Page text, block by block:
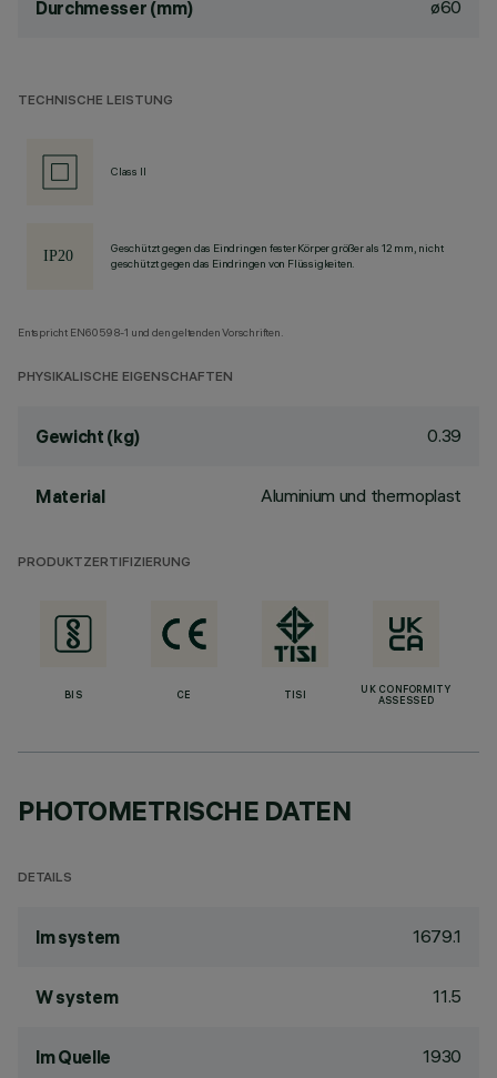
Durchmesser (mm) ø60
TECHNISCHE LEISTUNG
Class II
Geschützt gegen das Eindringen fester Körper größer als 12 mm, nicht
geschützt gegen das Eindringen von Flüssigkeiten.
Entspricht EN60598-1 und den geltenden Vorschriften.
PHYSIKALISCHE EIGENSCHAFTEN
Gewicht (kg) 0.39
Material Aluminium und thermoplast
PRODUKTZERTIFIZIERUNG
BIS CE TISI
UK CONFORMITY
ASSESSED
PHOTOMETRISCHE DATEN
DETAILS
lm system 1679.1
W system 11.5
lm Quelle 1930